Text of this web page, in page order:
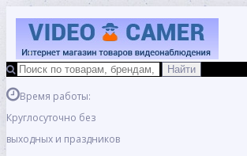
Время работы:
Круглосуточно без
выходных и праздников